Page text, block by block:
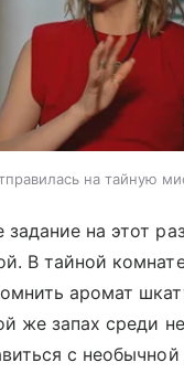
на тайную
на этот
В тайной
аромат
же запах среди
с